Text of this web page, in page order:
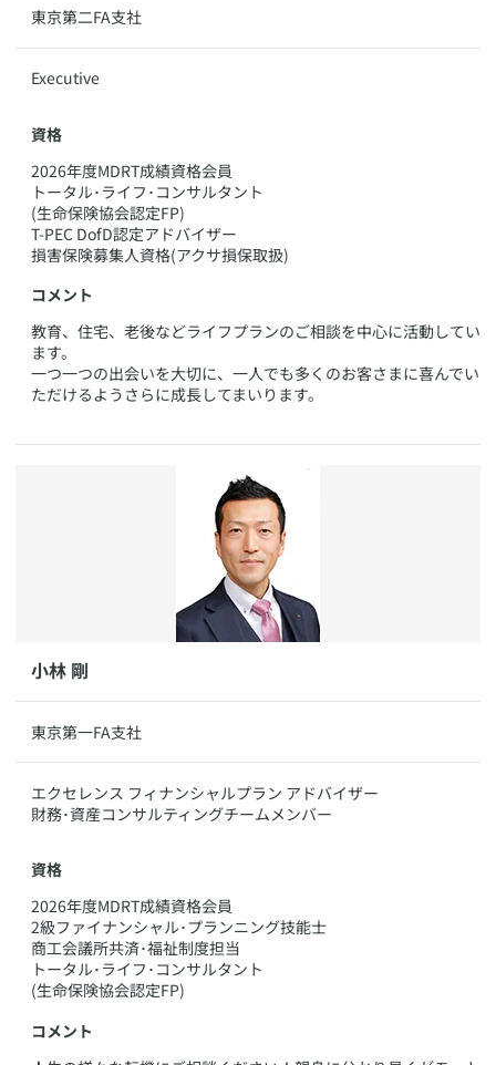
​東京第二FA支社
​Executive
資格
​2026年度MDRT成績資格会員
トータル･ライフ･コンサルタント
(生命保険協会認定FP)
T-PEC DofD認定アドバイザー
損害保険募集人資格(アクサ損保取扱)
コメント
​教育、住宅、老後などライフプランのご相談を中心に活動してい
ます。
一つ一つの出会いを大切に、一人でも多くのお客さまに喜んでい
ただけるようさらに成長してまいります。
​小林 剛
​​東京第一FA支社
​エクセレンス フィナンシャルプラン アドバイザー
​財務･資産コンサルティングチームメンバー
資格
​2026年度MDRT成績資格会員
2級ファイナンシャル･プランニング技能士
商工会議所共済･福祉制度担当
トータル･ライフ･コンサルタント
(生命保険協会認定FP)
コメント